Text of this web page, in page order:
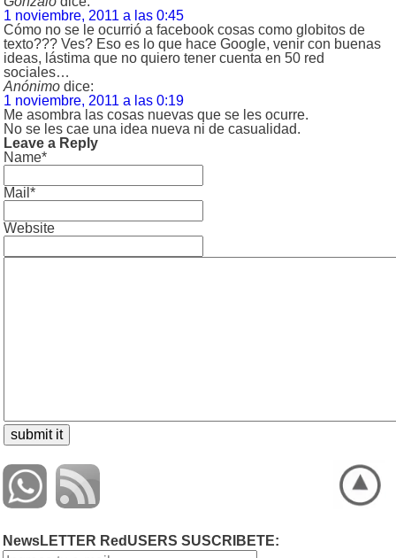
1 noviembre, 2011 a las 0:45
Cómo no se le ocurrió a facebook cosas como globitos de
texto??? Ves? Eso es lo que hace Google, venir con buenas
ideas, lástima que no quiero tener cuenta en 50 red
sociales…
Anónimo dice:
1 noviembre, 2011 a las 0:19
Me asombra las cosas nuevas que se les ocurre.
No se les cae una idea nueva ni de casualidad.
Leave a Reply
Name*
Mail*
Website
NewsLETTER RedUSERS SUSCRIBETE: